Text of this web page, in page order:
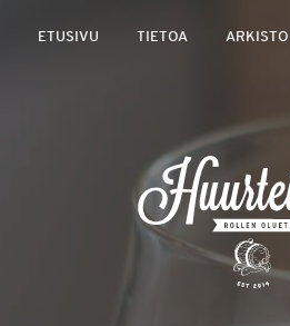
ETUSIVU TIETOA ARKISTO